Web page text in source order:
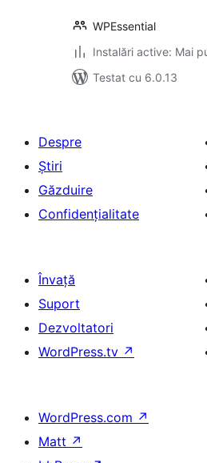
WPEssential
Instalări active: Mai
Testat cu 6.0.13
Despre
Știri
Găzduire
Confidențialitate
Învață
Suport
Dezvoltatori
WordPress.tv ↗
WordPress.com ↗
Matt ↗